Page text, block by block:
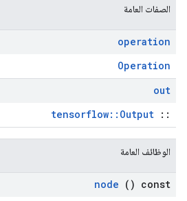
الصفات العامة
operation
Operation
out
::
tensorflow::Output
الوظائف العامة
node () const